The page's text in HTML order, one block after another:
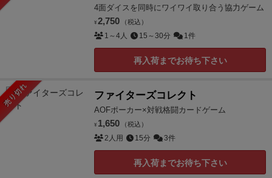
4面ダイスを同時にワイワイ取り合う協力ゲーム
¥ 2,750 （税込）
1～4人 15～30分 1件
再入荷までお待ち下さい
売り切れ ファイターズコレクト
AOFポーカー×対戦格闘カードゲーム
¥ 1,650 （税込）
2人用 15分 3件
再入荷までお待ち下さい